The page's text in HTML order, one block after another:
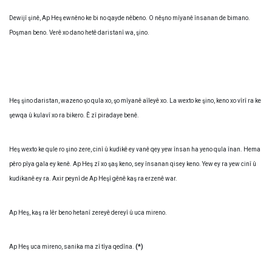
Dewijî şinê, Ap Heş ewnêno ke bi no qayde nêbeno. O nêşno mîyanê însanan de bimano.
Poşman beno. Verê xo dano hetê daristanî wa, şino.
Heş şino daristan, wazeno şo qula xo, şo mîyanê aîleyê xo. La wexto ke şino, keno xo vîrî ra ke
şewqa û kulavî xo ra bikero. Ê zî piradaye benê.
Heş wexto ke qule ro şino zere, cinî û kudikê ey vanê qey yew însan ha yeno qula înan. Hema
pêro pîya gala ey kenê. Ap Heş zî xo şaş keno, sey însanan qisey keno. Yew ey ra yew cinî û
kudikanê ey ra. Axir peynî de Ap Heşî gênê kaş ra erzenê war.
Ap Heş, kaş ra lêr beno hetanî zereyê dereyî û uca mireno.
Ap Heş uca mireno, sanika ma zî tîya qedîna. (*)